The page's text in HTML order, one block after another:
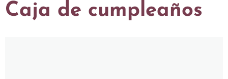
Caja de cumpleaños